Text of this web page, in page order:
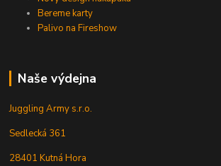
Bereme karty
Palivo na Fireshow
Naše výdejna
Juggling Army s.r.o.
Sedlecká 361
28401 Kutná Hora